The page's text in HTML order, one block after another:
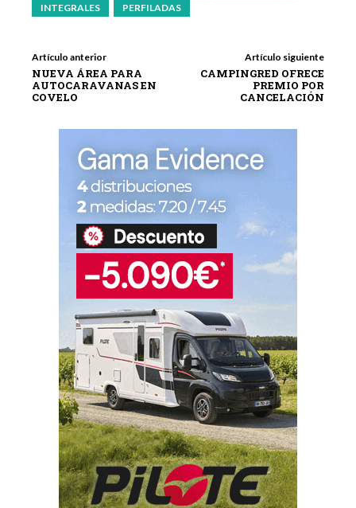
INTEGRALES
PERFILADAS
Artículo anterior
NUEVA ÁREA PARA
AUTOCARAVANAS EN
COVELO
Artículo siguiente
CAMPINGRED OFRECE
PREMIO POR
CANCELACIÓN